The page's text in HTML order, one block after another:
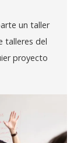
un taller
talleres del
proyecto